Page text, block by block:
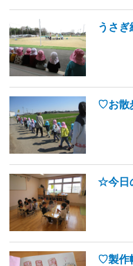
うさ
♡お散
☆今日
♡製作